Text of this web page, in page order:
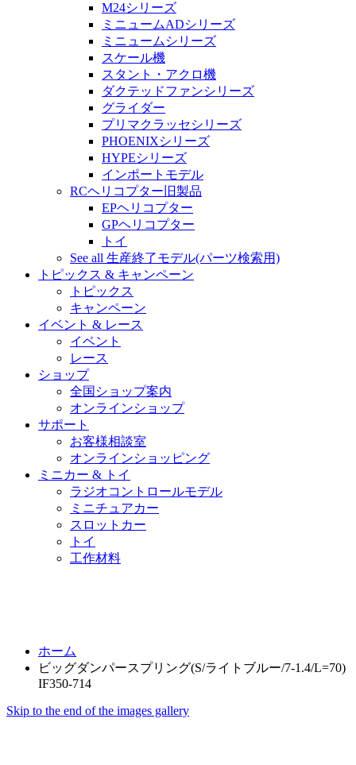
M24シリーズ
ミニュームADシリーズ
ミニュームシリーズ
スケール機
スタント・アクロ機
ダクテッドファンシリーズ
グライダー
プリマクラッセシリーズ
PHOENIXシリーズ
HYPEシリーズ
インポートモデル
RCヘリコプター旧製品
EPヘリコプター
GPヘリコプター
トイ
See all 生産終了モデル(パーツ検索用)
トピックス & キャンペーン
トピックス
キャンペーン
イベント & レース
イベント
レース
ショップ
全国ショップ案内
オンラインショップ
サポート
お客様相談室
オンラインショッピング
ミニカー & トイ
ラジオコントロールモデル
ミニチュアカー
スロットカー
トイ
工作材料
ホーム
ビッグダンパースプリング(S/ライトブルー/7-1.4/L=70)
IF350-714
Skip to the end of the images gallery